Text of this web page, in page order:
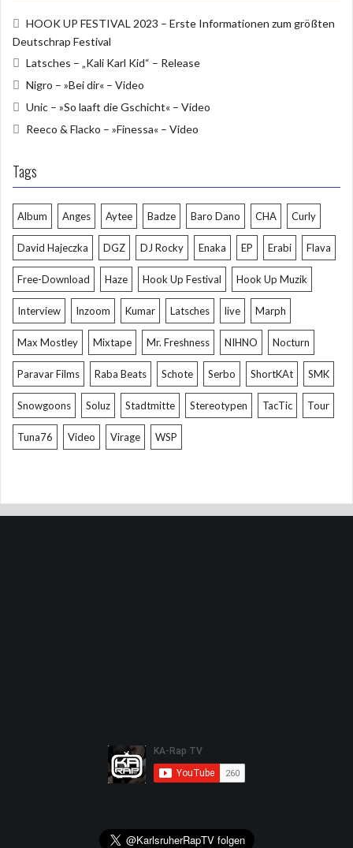
o
o
k
u
b
e
HOOK UP FESTIVAL 2023 – Erste Informationen zum größten
Deutschrap Festival
Latsches – „Kali Karl Kid“ – Release
Nigro – »Bei dir« – Video
Unic – »So laaft die Gschicht« – Video
Reeco & Flacko – »Finessa« – Video
Tags
Album Anges Aytee Badze Baro Dano CHA Curly
David Hajeczka DGZ DJ Rocky Enaka EP Erabi Flava
Free-Download Haze Hook Up Festival Hook Up Muzik
Interview Inzoom Kumar Latsches live Marph
Max Mostley Mixtape Mr. Freshness NIHNO Nocturn
Paravar Films Raba Beats Schote Serbo ShortKAt SMK
Snowgoons Soluz Stadtmitte Stereotypen TacTic Tour
Tuna76 Video Virage WSP